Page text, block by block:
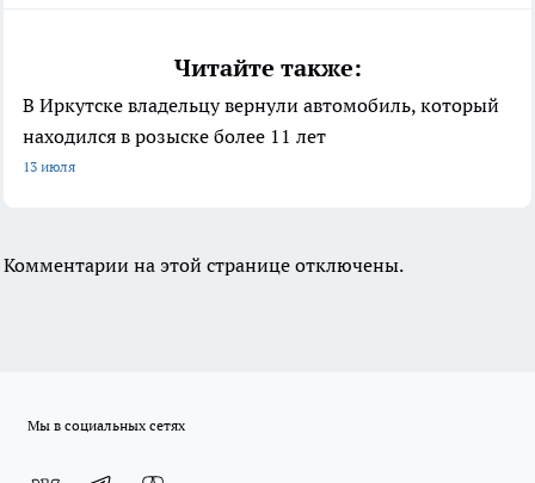
Читайте также:
В Иркутске владельцу вернули автомобиль, который
находился в розыске более 11 лет
13 июля
Комментарии на этой странице отключены.
Мы в социальных сетях